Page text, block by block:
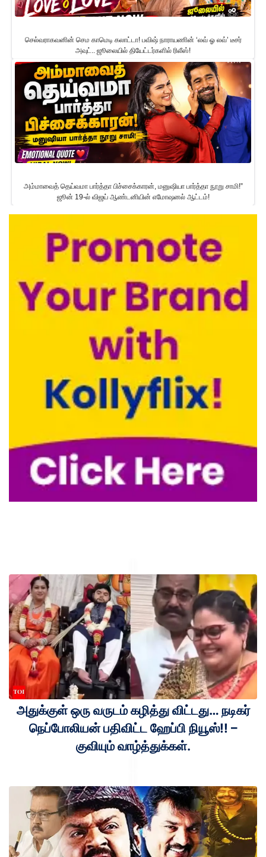
செல்வராகவனின் செம காமெடி கலாட்டா! பவிஷ் நாராயணின் ‘லவ் ஓ லவ்’ டீசர்
அவுட்.. ஜூலையில் தியேட்டர்களில் ரிலீஸ்!
அம்மாவைத் தெய்வமா பார்த்தா பிச்சைக்காரன், மனுஷியா பார்த்தா நூறு சாமி!”
ஜூன் 19-ல் விஜய் ஆண்டனியின் எமோஷனல் ஆட்டம்!
அதுக்குள் ஒரு வருடம் கழித்து விட்டது… நடிகர்
நெப்போலியன் பதிவிட்ட ஹேப்பி நியூஸ்!! –
குவியும் வாழ்த்துக்கள்.